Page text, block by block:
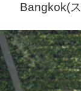
Bangkok(